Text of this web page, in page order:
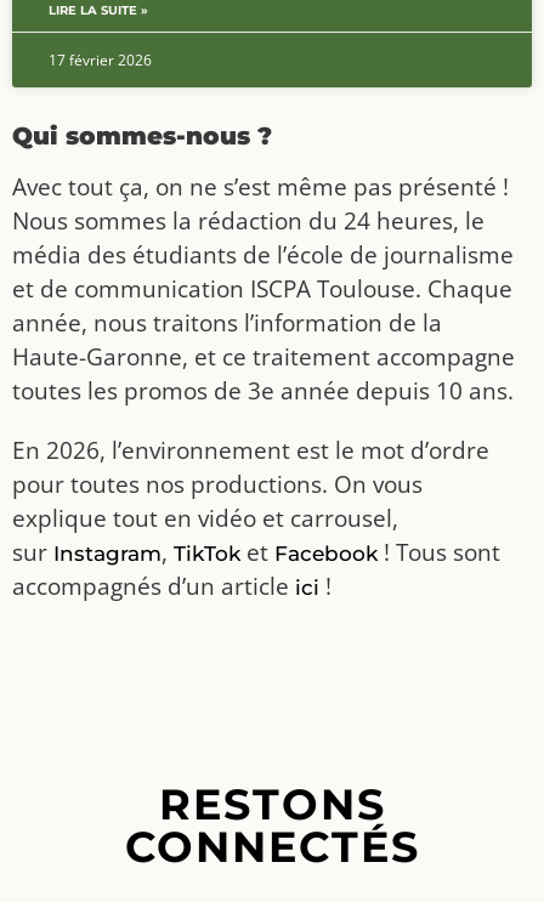
LIRE LA SUITE »
17 février 2026
Qui sommes-nous ?
Avec tout ça, on ne s’est même pas présenté !
Nous sommes la rédaction du 24 heures, le
média des étudiants de l’école de journalisme
et de communication ISCPA Toulouse. Chaque
année, nous traitons l’information de la
Haute-Garonne, et ce traitement accompagne
toutes les promos de 3e année depuis 10 ans.
En 2026, l’environnement est le mot d’ordre
pour toutes nos productions. On vous
explique tout en vidéo et carrousel,
sur Instagram, TikToket Facebook! Tous sont
accompagnés d’un article ici !
RESTONS
CONNECTÉS